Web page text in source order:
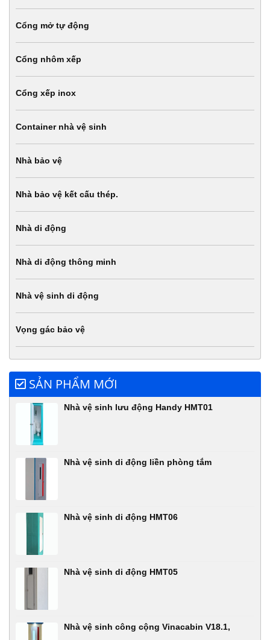
Cổng mở tự động
Cổng nhôm xếp
Cổng xếp inox
Container nhà vệ sinh
Nhà bảo vệ
Nhà bảo vệ kết cấu thép.
Nhà di động
Nhà di động thông minh
Nhà vệ sinh di động
Vọng gác bảo vệ
SẢN PHẨM MỚI
Nhà vệ sinh lưu động Handy HMT01
Nhà vệ sinh di động liền phòng tắm
Nhà vệ sinh di động HMT06
Nhà vệ sinh di động HMT05
Nhà vệ sinh công cộng Vinacabin V18.1,